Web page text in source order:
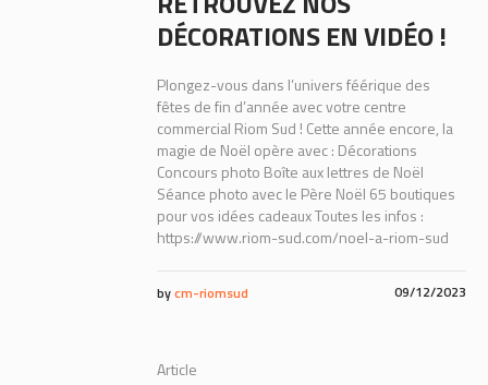
DÉCORATIONS EN VIDÉO !
Plongez-vous dans l’univers féérique des
fêtes de fin d’année avec votre centre
commercial Riom Sud ! Cette année encore, la
magie de Noël opère avec : Décorations
Concours photo Boîte aux lettres de Noël
Séance photo avec le Père Noël 65 boutiques
pour vos idées cadeaux Toutes les infos :
https://www.riom-sud.com/noel-a-riom-sud
09/12/2023
bycm-riomsud
Article